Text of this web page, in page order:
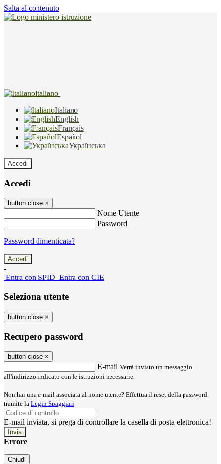
Salta al contenuto
Italiano
Italiano
English
Français
Español
Українська
Accedi
Accedi
button close ×
Nome Utente
Password
Password dimenticata?
-
Entra con SPID Entra con CIE
Seleziona utente
button close ×
Recupero password
button close ×
E-mail Verrà inviato un messaggio
all'indirizzo indicato con le istruzioni necessarie.
Non hai una e-mail associata al nome utente? Effettua il reset della password
tramite la Login Spaggiari
E-mail inviata, si prega di controllare la casella di posta elettronica!
Errore
Chiudi